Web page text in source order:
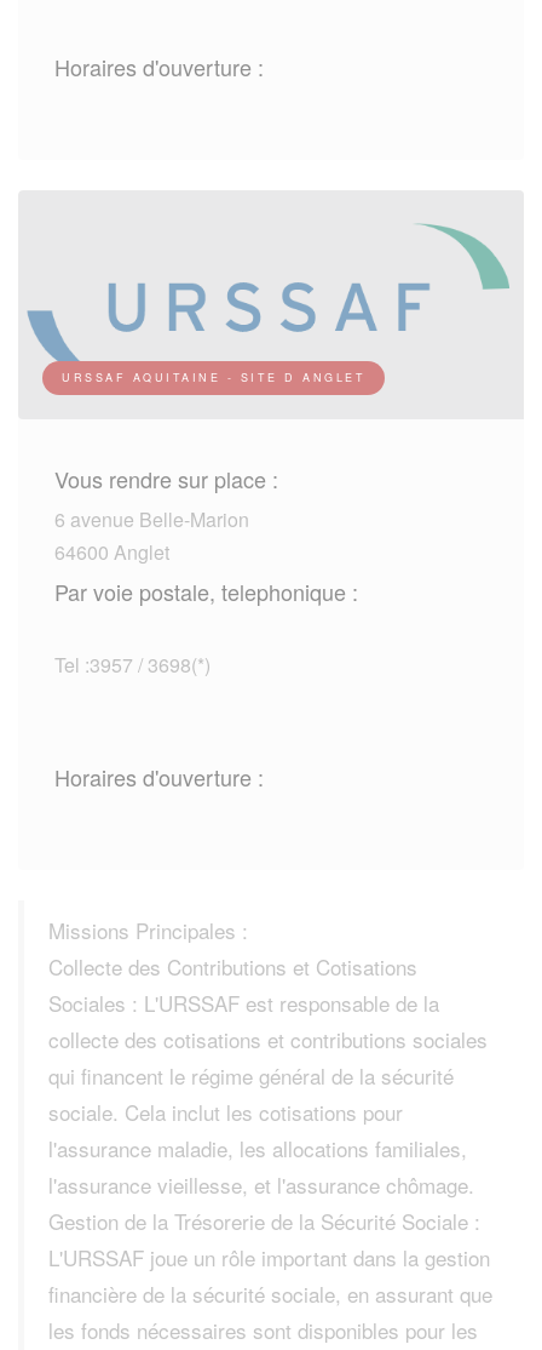
Horaires d'ouverture :
URSSAF AQUITAINE - SITE D ANGLET
Vous rendre sur place :
6 avenue Belle-Marion
64600 Anglet
Par voie postale, telephonique :
Tel :3957 / 3698(*)
Horaires d'ouverture :
Missions Principales :
Collecte des Contributions et Cotisations
Sociales : L'URSSAF est responsable de la
collecte des cotisations et contributions sociales
qui financent le régime général de la sécurité
sociale. Cela inclut les cotisations pour
l'assurance maladie, les allocations familiales,
l'assurance vieillesse, et l'assurance chômage.
Gestion de la Trésorerie de la Sécurité Sociale :
L'URSSAF joue un rôle important dans la gestion
financière de la sécurité sociale, en assurant que
les fonds nécessaires sont disponibles pour les